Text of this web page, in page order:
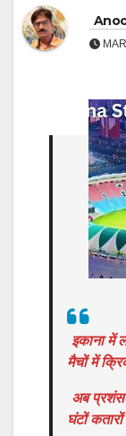
इकाना
मैचों में
अब
घंटों